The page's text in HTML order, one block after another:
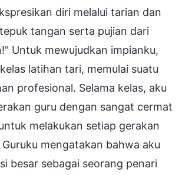
diri melalui tarian dan
tangan serta pujian dari
Untuk mewujudkan impianku,
latihan tari, memulai suatu
profesional. Selama kelas, aku
guru dengan sangat cermat
melakukan setiap gerakan
mengatakan bahwa aku
besar sebagai seorang penari